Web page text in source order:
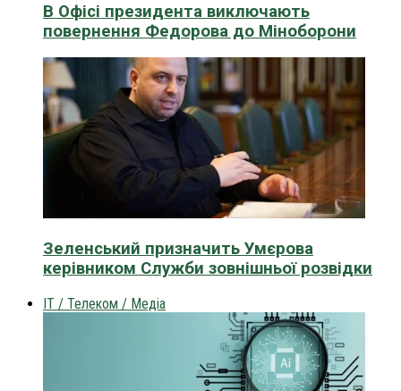
В Офісі президента виключають
повернення Федорова до Міноборони
Зеленський призначить Умєрова
керівником Служби зовнішньої розвідки
IT / Телеком / Медіа